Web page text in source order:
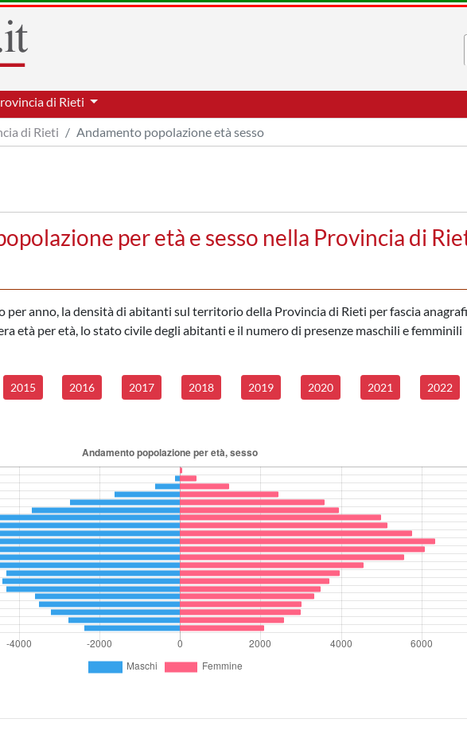
di Rieti
di Rieti Andamento popolazione età sesso
per età e sesso nella Provincia di
per anno, la densità di abitanti sul territorio della Provincia di Rieti per fascia
età per età, lo stato civile degli abitanti e il numero di presenze maschili e femminili
2015 2016 2017 2018 2019 2020 2021 2022